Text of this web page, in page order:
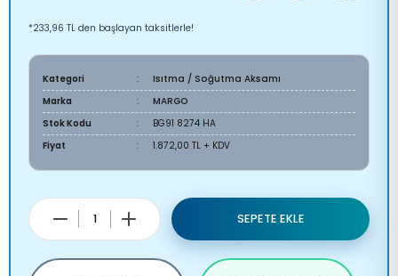
*233,96 TL den başlayan taksitlerle!
Kategori
Isıtma / Soğutma Aksamı
Marka
MARGO
Stok Kodu
BG91 8274 HA
Fiyat
1.872,00 TL + KDV
SEPETE EKLE